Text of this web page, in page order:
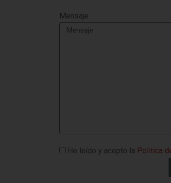
Mensaje
He leído y acepto la Politica